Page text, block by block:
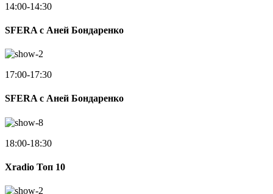
14:00-14:30
SFERA с Аней Бондаренко
17:00-17:30
SFERA с Аней Бондаренко
18:00-18:30
Xradio Топ 10